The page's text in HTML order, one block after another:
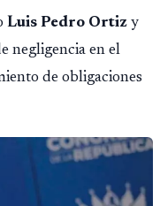
Luis Pedro Ortiz y
negligencia en el
de obligaciones